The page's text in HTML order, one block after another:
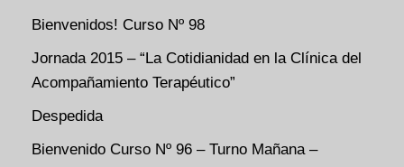
Bienvenidos! Curso Nº 98
Jornada 2015 – “La Cotidianidad en la Clínica del
Acompañamiento Terapéutico”
Despedida
Bienvenido Curso Nº 96 – Turno Mañana –